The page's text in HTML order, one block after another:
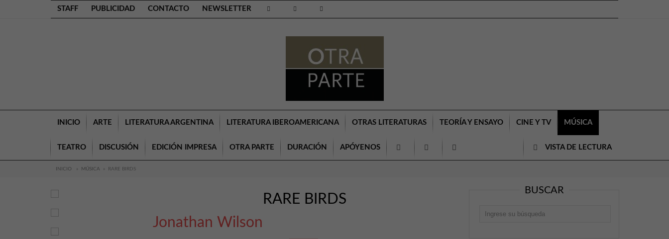
STAFF PUBLICIDAD CONTACTO NEWSLETTER
INICIO ARTE LITERATURA ARGENTINA LITERATURA IBEROAMERICANA OTRAS LITERATURAS TEORÍA Y ENSAYO CINE Y TV MÚSICA
TEATRO DISCUSIÓN EDICIÓN IMPRESA OTRA PARTE DURACIÓN APÓYENOS VISTA DE LECTURA
INICIO » MÚSICA » RARE BIRDS
RARE BIRDS
Jonathan Wilson
BUSCAR